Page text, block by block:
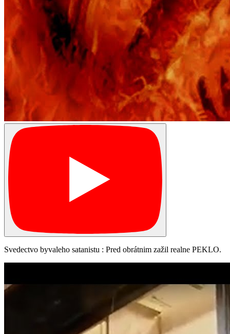
Svedectvo byvaleho satanistu : Pred obrátnim zažil realne PEKLO.